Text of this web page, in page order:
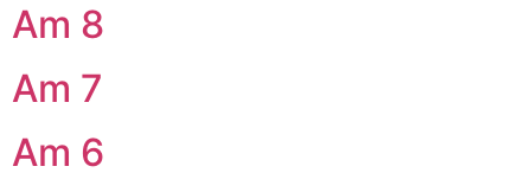
Am 8
Am 7
Am 6